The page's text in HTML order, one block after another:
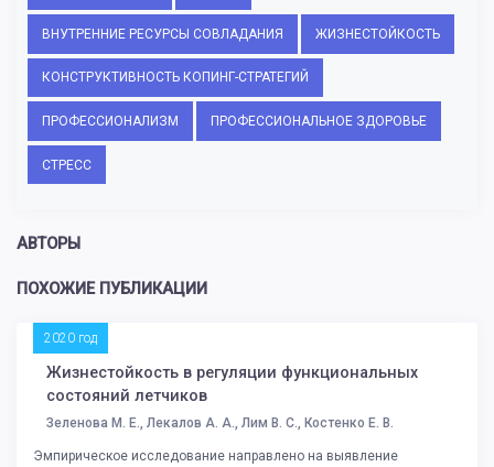
ВНУТРЕННИЕ РЕСУРСЫ СОВЛАДАНИЯ ЖИЗНЕСТОЙКОСТЬ
КОНСТРУКТИВНОСТЬ КОПИНГ-СТРАТЕГИЙ
ПРОФЕССИОНАЛИЗМ ПРОФЕССИОНАЛЬНОЕ ЗДОРОВЬЕ
СТРЕСС
АВТОРЫ
ПОХОЖИЕ ПУБЛИКАЦИИ
2020 год
Жизнестойкость в регуляции функциональных
состояний летчиков
Зеленова М. Е., Лекалов А. А., Лим В. С., Костенко Е. В.
Эмпирическое исследование направлено на выявление